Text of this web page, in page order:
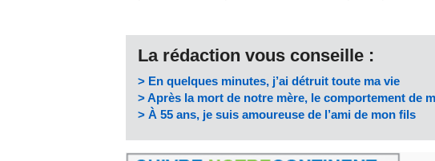
La rédaction vous conseille :
> En quelques minutes, j’ai détruit toute ma vie
> Après la mort de notre mère, le comportement de
> À 55 ans, je suis amoureuse de l’ami de mon fils